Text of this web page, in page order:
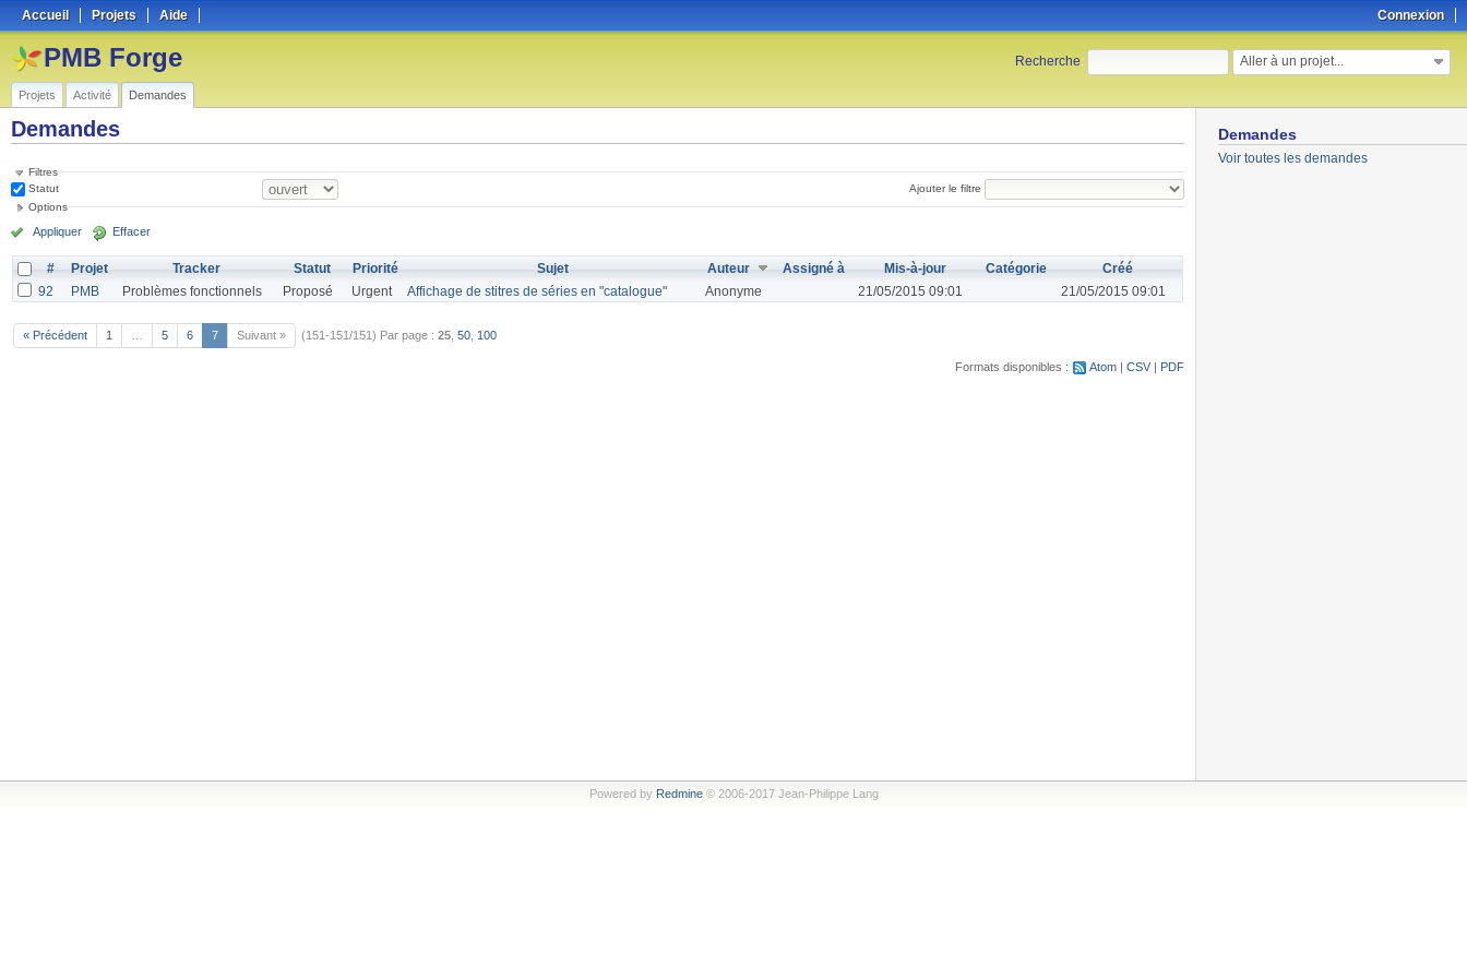
Connexion
Accueil Projets Aide
Recherche: Aller à un projet...
PMB Forge
Projets Activité Demandes
Demandes
Voir toutes les demandes
Demandes
Filtres
Statut
Ajouter le filtre
Options
Appliquer Effacer
# Projet Tracker Statut Priorité Sujet Auteur Assigné à Mis-à-jour Catégorie
Créé
92
PMB Problèmes fonctionnels Proposé Urgent Affichage de stitres de séries en "catalogue" Anonyme 21/05/2015 09:01 21/05/2015 09:01
« Précédent 1 5 6 7 Suivant » (151-151/151) Par page : 25 50 100
Formats disponibles : Atom CSV PDF
Powered by Redmine© 2006-2017 Jean-Philippe Lang